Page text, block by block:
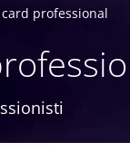
professional